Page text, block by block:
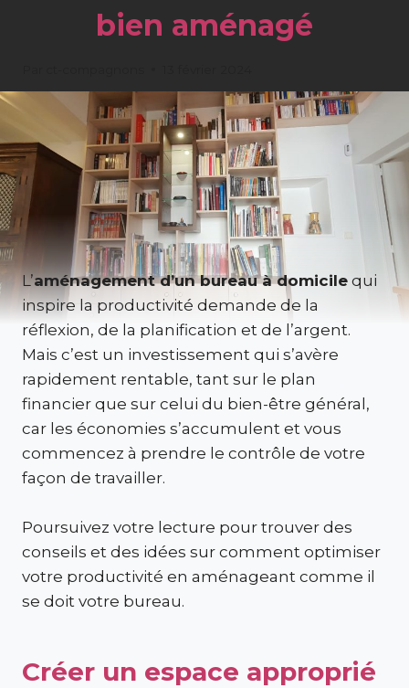
bien aménagé
L’aménagement d’un bureau à domicile qui
inspire la productivité demande de la
réflexion, de la planification et de l’argent.
Mais c’est un investissement qui s’avère
rapidement rentable, tant sur le plan
financier que sur celui du bien-être général,
car les économies s’accumulent et vous
commencez à prendre le contrôle de votre
façon de travailler.
Poursuivez votre lecture pour trouver des
conseils et des idées sur comment optimiser
votre productivité en aménageant comme il
se doit votre bureau.
Créer un espace approprié